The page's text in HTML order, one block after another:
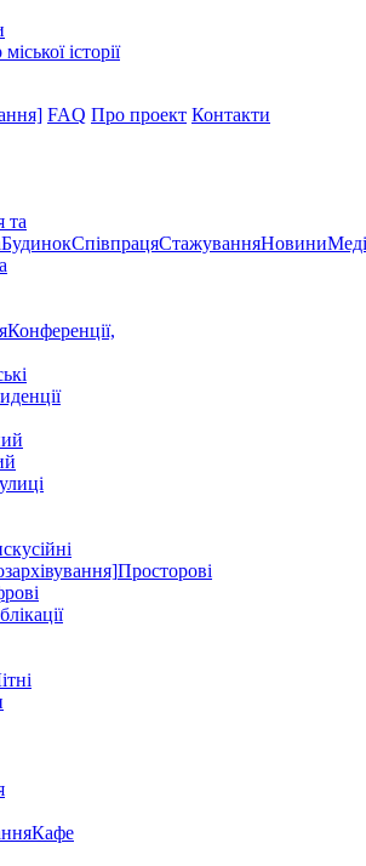
історії
FAQ Про проект Контакти
та
БудинокСпівпрацяСтажуванняНовини
Конференції,
Просторові
Кафе